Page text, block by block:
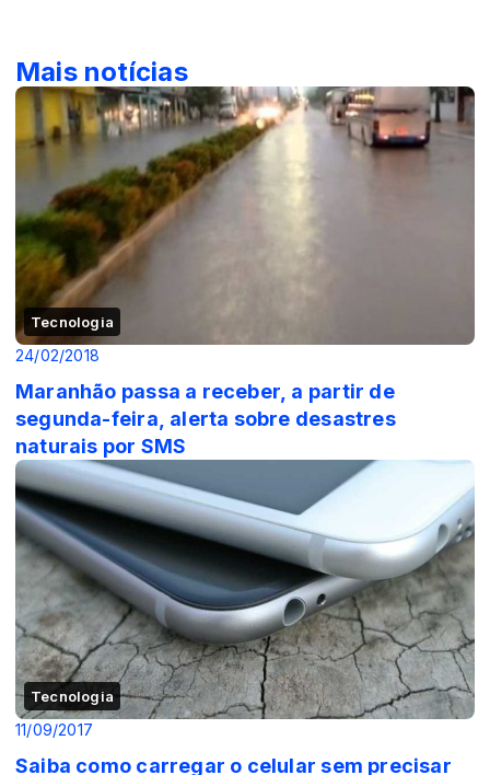
Mais notícias
Tecnologia
24/02/2018
Maranhão passa a receber, a partir de
segunda-feira, alerta sobre desastres
naturais por SMS
Tecnologia
11/09/2017
Saiba como carregar o celular sem precisar